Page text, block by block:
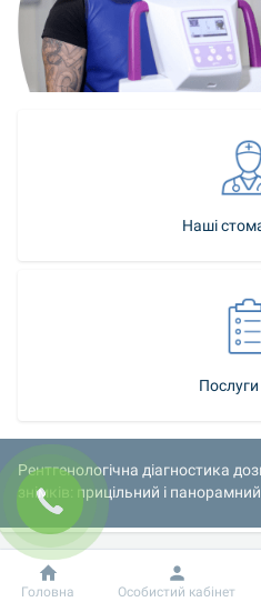
Наші
Послуги
Рентгенологічна діагностика
знімків: прицільний і
Добробут Інформація
Головна Особистий кабінет